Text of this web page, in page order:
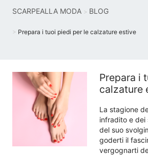
SCARPEALLA MODA BLOG
Prepara i tuoi piedi per le calzature estive
Prepara i
calzature
La stagione
infradito e dei
del suo
goderti il
vergognarti